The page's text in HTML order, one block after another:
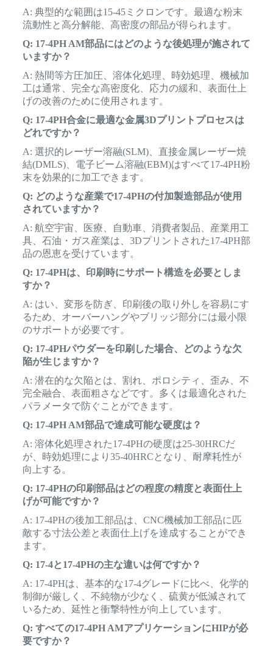
A: 典型的な範囲は15-45ミクロンです。最適な粉末
流動性と高分解能、高密度の部品が得られます。
Q: 17-4PH AM部品にはどのような後処理が施されて
いますか？
A: 熱間等方圧加圧、溶体化処理、時効処理、機械加
工は通常、完全な高密度化、応力の緩和、表面仕上
げの改善のために使用されます。
Q: 17-4PH合金に最適な金属3Dプリントプロセスは
どれですか？
A: 選択的レーザー溶融(SLM)、直接金属レーザー焼
結(DMLS)、電子ビーム溶融(EBM)はすべて17-4PH粉
末を効果的に加工できます。
Q: どのような産業で17-4PHの付加製造部品が使用
されていますか？
A: 航空宇宙、医療、自動車、消費者製品、産業用工
具、石油・ガス産業は、3Dプリントされた17-4PH部
品の恩恵を受けています。
Q: 17-4PHは、印刷時にサポート構造を必要としま
すか？
A: はい、変形を防ぎ、印刷後の取り外しを容易にす
るため、オーバーハングやブリッジ部分には最小限
のサポートが必要です。
Q: 17-4PHパウダーを印刷した場合、どのような欠
陥が生じますか？
A: 潜在的な欠陥とは、割れ、ポロシティ、歪み、不
完全融合、表面粗さなどです。多くは最適化された
パラメータで防ぐことができます。
Q: 17-4PH AM部品で達成可能な硬度は？
A: 溶体化処理された17-4PHの硬度は25-30HRCだ
が、時効処理により35-40HRCとなり、耐摩耗性が
向上する。
Q: 17-4PHの印刷部品はどの程度の精度と表面仕上
げが可能ですか？
A: 17-4PHの後加工部品は、CNC機械加工部品に匹
敵する寸法公差と表面仕上げを達成することができ
ます。
Q: 17-4と17-4PHの主な違いは何ですか？
A: 17-4PHは、基本的な17-4グレードに比べ、化学的
制御が厳しく、不純物が少なく、硫黄が低減されて
いるため、延性と衝撃特性が向上しています。
Q: すべての17-4PH AMアプリケーションにHIPが必
要ですか？